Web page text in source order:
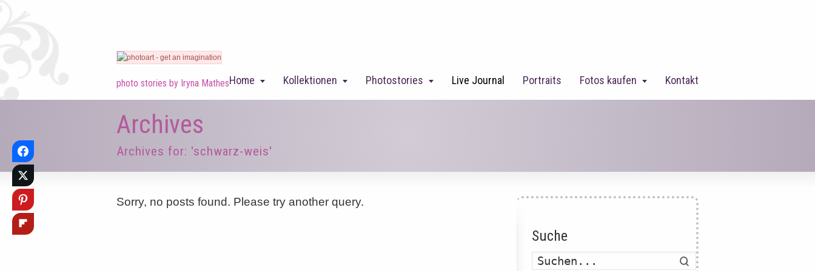
photo stories by Iryna MathesHome Kollektionen Photostories Live Journal Portraits Fotos kaufen Kontakt
Archives
Archives for: 'schwarz-weis'
Sorry, no posts found. Please try another query.
Suche
Suche